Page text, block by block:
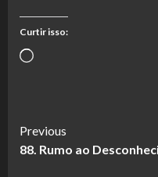
Curtir isso:
Carregando...
Continue
Reading
Previous
88. Rumo ao